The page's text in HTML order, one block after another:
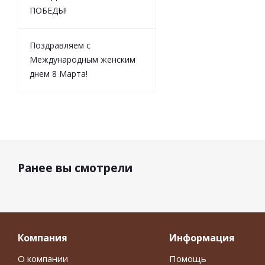
ПОБЕДЫ!
Поздравляем с
Международным женским
днем 8 Марта!
Ранее вы смотрели
Компания
О компании
Информация
Помощь